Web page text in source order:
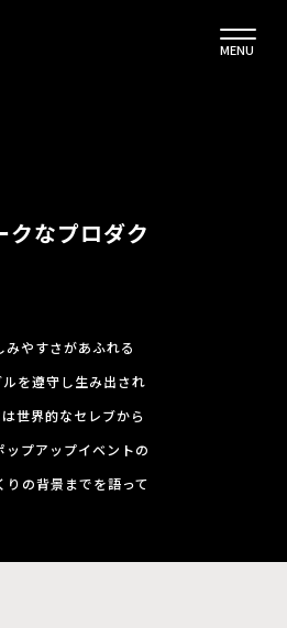
MENU
なプロダク
やすさがあふれる
を遵守し生み出され
世界的なセレブから
プアップイベントの
の背景までを語って